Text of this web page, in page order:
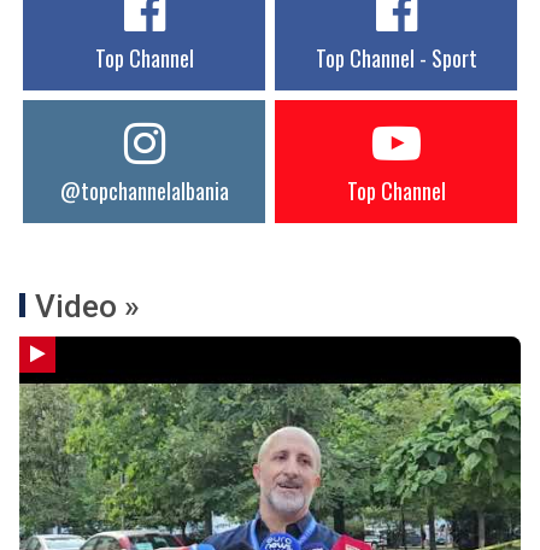
Top Channel Top Channel - Sport
@topchannelalbania Top Channel
Video »